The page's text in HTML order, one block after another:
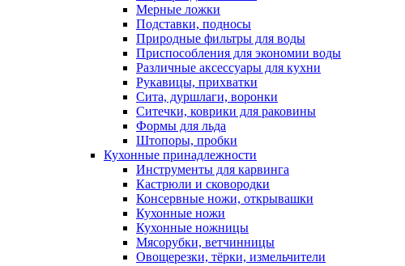
Мерные ложки
Подставки, подносы
Природные фильтры для воды
Приспособления для экономии воды
Различные аксессуары для кухни
Рукавицы, прихватки
Сита, дуршлаги, воронки
Ситечки, коврики для раковины
Формы для льда
Штопоры, пробки
Кухонные принадлежности
Инструменты для карвинга
Кастрюли и сковородки
Консервные ножи, открывашки
Кухонные ножи
Кухонные ножницы
Мясорубки, ветчинницы
Овощерезки, тёрки, измельчители